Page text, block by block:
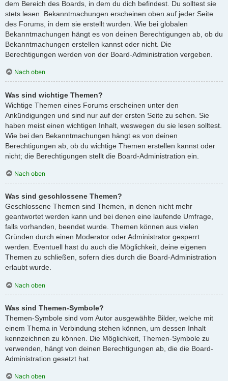
dem Bereich des Boards, in dem du dich befindest. Du solltest sie
stets lesen. Bekanntmachungen erscheinen oben auf jeder Seite
des Forums, in dem sie erstellt wurden. Wie bei globalen
Bekanntmachungen hängt es von deinen Berechtigungen ab, ob du
Bekanntmachungen erstellen kannst oder nicht. Die
Berechtigungen werden von der Board-Administration vergeben.
Nach oben
Was sind wichtige Themen?
Wichtige Themen eines Forums erscheinen unter den
Ankündigungen und sind nur auf der ersten Seite zu sehen. Sie
haben meist einen wichtigen Inhalt, weswegen du sie lesen solltest.
Wie bei den Bekanntmachungen hängt es von deinen
Berechtigungen ab, ob du wichtige Themen erstellen kannst oder
nicht; die Berechtigungen stellt die Board-Administration ein.
Nach oben
Was sind geschlossene Themen?
Geschlossene Themen sind Themen, in denen nicht mehr
geantwortet werden kann und bei denen eine laufende Umfrage,
falls vorhanden, beendet wurde. Themen können aus vielen
Gründen durch einen Moderator oder Administrator gesperrt
werden. Eventuell hast du auch die Möglichkeit, deine eigenen
Themen zu schließen, sofern dies durch die Board-Administration
erlaubt wurde.
Nach oben
Was sind Themen-Symbole?
Themen-Symbole sind vom Autor ausgewählte Bilder, welche mit
einem Thema in Verbindung stehen können, um dessen Inhalt
kennzeichnen zu können. Die Möglichkeit, Themen-Symbole zu
verwenden, hängt von deinen Berechtigungen ab, die die Board-
Administration gesetzt hat.
Nach oben